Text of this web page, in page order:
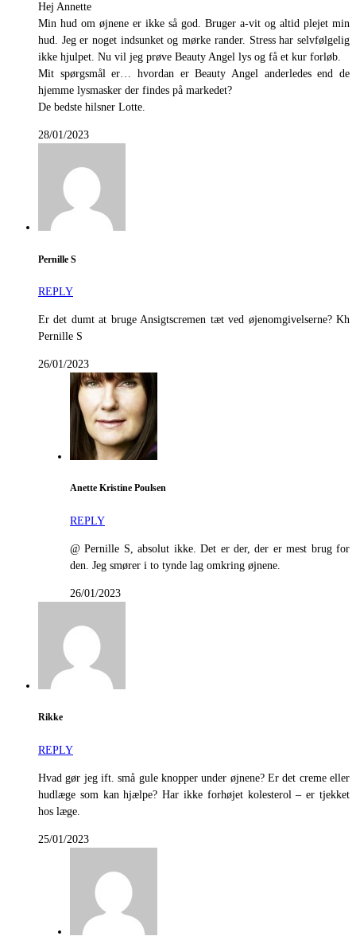
Hej Annette
Min hud om øjnene er ikke så god. Bruger a-vit og altid plejet min
hud. Jeg er noget indsunket og mørke rander. Stress har selvfølgelig
ikke hjulpet. Nu vil jeg prøve Beauty Angel lys og få et kur forløb.
Mit spørgsmål er… hvordan er Beauty Angel anderledes end de
hjemme lysmasker der findes på markedet?
De bedste hilsner Lotte.
28/01/2023
Pernille S
REPLY
Er det dumt at bruge Ansigtscremen tæt ved øjenomgivelserne? Kh
Pernille S
26/01/2023
Anette Kristine Poulsen
REPLY
@ Pernille S, absolut ikke. Det er der, der er mest brug for
den. Jeg smører i to tynde lag omkring øjnene.
26/01/2023
Rikke
REPLY
Hvad gør jeg ift. små gule knopper under øjnene? Er det creme eller
hudlæge som kan hjælpe? Har ikke forhøjet kolesterol – er tjekket
hos læge.
25/01/2023